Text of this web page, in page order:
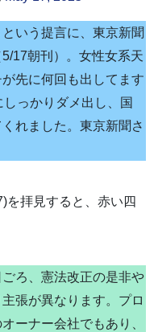
いう提言に、東京新聞
17朝刊）。女性女系天
先に何回も出してます
っかりダメ出し、国
れました。東京新聞さ
を拝見すると、赤い四
ろ、憲法改正の是非や
張が異なります。プロ
ーナー会社でもあり、